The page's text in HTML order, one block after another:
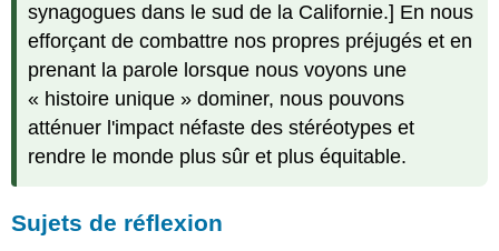
synagogues dans le sud de la Californie.] En nous
efforçant de combattre nos propres préjugés et en
prenant la parole lorsque nous voyons une
« histoire unique » dominer, nous pouvons
atténuer l'impact néfaste des stéréotypes et
rendre le monde plus sûr et plus équitable.
Sujets de réflexion